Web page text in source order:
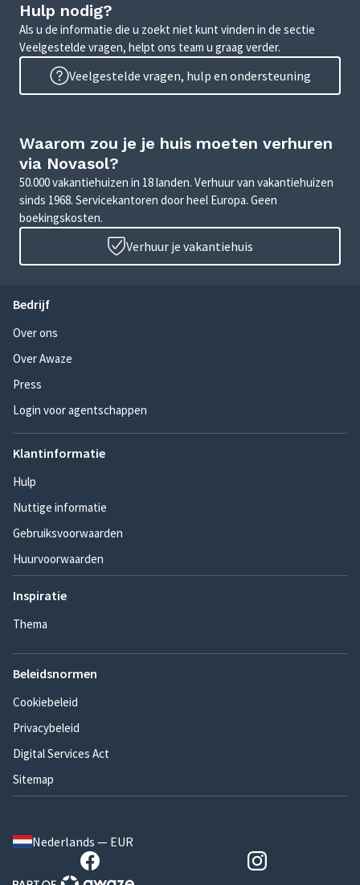
Hulp nodig?
Als u de informatie die u zoekt niet kunt vinden in de sectie
Veelgestelde vragen, helpt ons team u graag verder.
Veelgestelde vragen, hulp en ondersteuning
Waarom zou je je huis moeten verhuren
via Novasol?
50.000 vakantiehuizen in 18 landen. Verhuur van vakantiehuizen
sinds 1968. Servicekantoren door heel Europa. Geen
boekingskosten.
Verhuur je vakantiehuis
Bedrijf
Over ons
Over Awaze
Press
Login voor agentschappen
Klantinformatie
Hulp
Nuttige informatie
Gebruiksvoorwaarden
Huurvoorwaarden
Inspiratie
Thema
Beleidsnormen
Cookiebeleid
Privacybeleid
Digital Services Act
Sitemap
Nederlands — EUR